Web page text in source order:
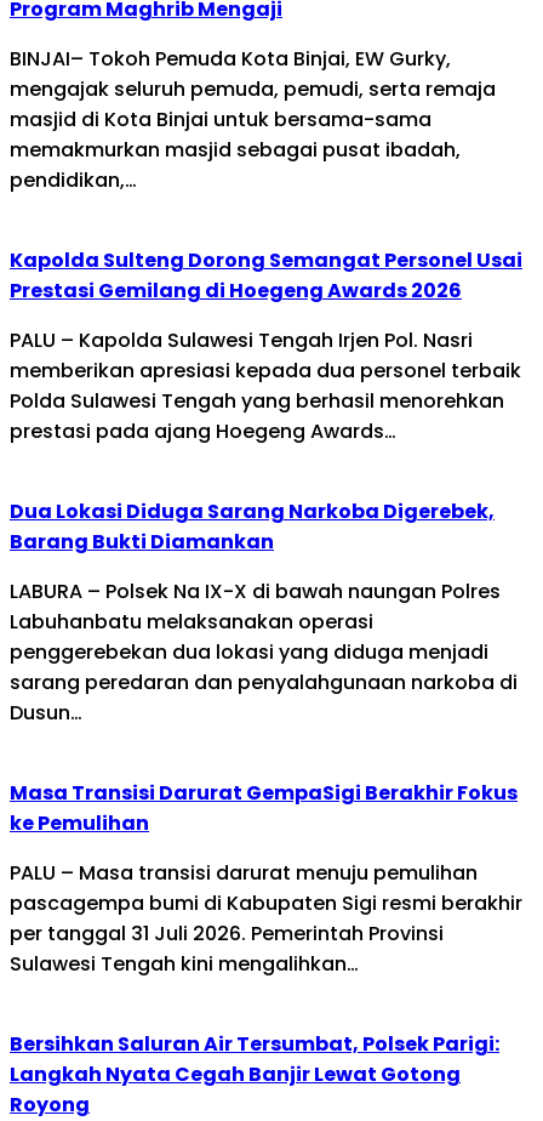
Program Maghrib Mengaji
BINJAI– Tokoh Pemuda Kota Binjai, EW Gurky,
mengajak seluruh pemuda, pemudi, serta remaja
masjid di Kota Binjai untuk bersama-sama
memakmurkan masjid sebagai pusat ibadah,
pendidikan,…
Kapolda Sulteng Dorong Semangat Personel Usai
Prestasi Gemilang di Hoegeng Awards 2026
PALU – Kapolda Sulawesi Tengah Irjen Pol. Nasri
memberikan apresiasi kepada dua personel terbaik
Polda Sulawesi Tengah yang berhasil menorehkan
prestasi pada ajang Hoegeng Awards…
Dua Lokasi Diduga Sarang Narkoba Digerebek,
Barang Bukti Diamankan
LABURA – Polsek Na IX-X di bawah naungan Polres
Labuhanbatu melaksanakan operasi
penggerebekan dua lokasi yang diduga menjadi
sarang peredaran dan penyalahgunaan narkoba di
Dusun…
Masa Transisi Darurat GempaSigi Berakhir Fokus
ke Pemulihan
PALU – Masa transisi darurat menuju pemulihan
pascagempa bumi di Kabupaten Sigi resmi berakhir
per tanggal 31 Juli 2026. Pemerintah Provinsi
Sulawesi Tengah kini mengalihkan…
Bersihkan Saluran Air Tersumbat, Polsek Parigi:
Langkah Nyata Cegah Banjir Lewat Gotong
Royong